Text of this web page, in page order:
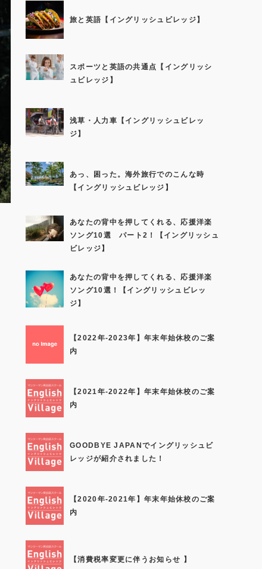
旅と英語【イングリッシュビレッジ】
スポーツと英語の共通点【イングリッシ
ュビレッジ】
浅草・人力車【イングリッシュビレッ
ジ】
あっ、困った。海外旅行でのこんな時
【イングリッシュビレッジ】
あなたの背中を押してくれる、応援洋楽
ソング10選 パート2！【イングリッシュ
ビレッジ】
あなたの背中を押してくれる、応援洋楽
ソング10選！【イングリッシュビレッ
ジ】
【2022年-2023年】年末年始休校のご案
内
【2021年-2022年】年末年始休校のご案
内
GOODBYE JAPANでイングリッシュビ
レッジが紹介されました！
【2020年-2021年】年末年始休校のご案
内
【消費税率変更に伴うお知らせ 】